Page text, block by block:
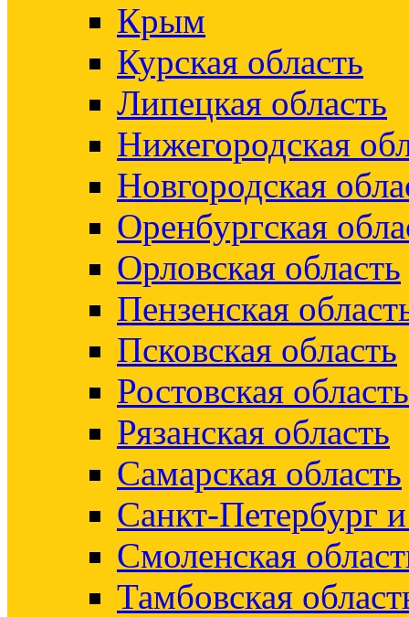
Крым
Курская область
Липецкая область
Нижегородская
Новгородская
Оренбургская
Орловская область
Пензенская
Псковская область
Ростовская область
Рязанская область
Самарская область
Санкт-Петербург
Смоленская
Тамбовская